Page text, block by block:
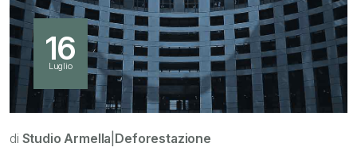
16
Luglio
di Studio Armella Deforestazione